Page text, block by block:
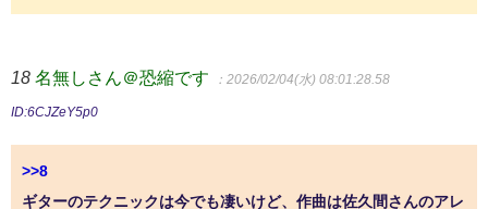
18 名無しさん＠恐縮です ：2026/02/04(水) 08:01:28.58
ID:6CJZeY5p0
>>8
ギターのテクニックは今でも凄いけど、作曲は佐久間さんのアレ